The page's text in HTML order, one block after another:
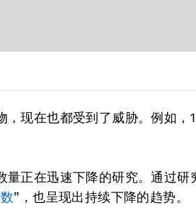
，现在也都受到了威胁。例如，
量正在迅速下降的研究。通过研
”，也呈现出持续下降的趋势。